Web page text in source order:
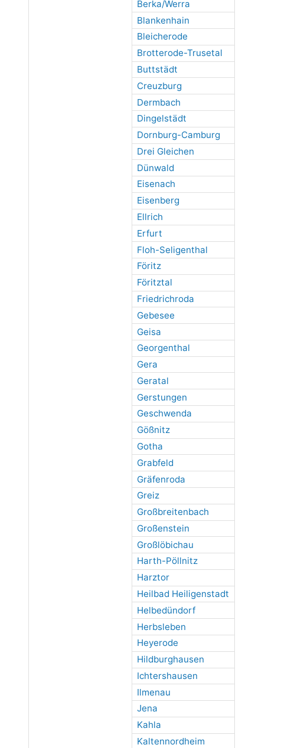
Berka/Werra
Blankenhain
Bleicherode
Brotterode-Trusetal
Buttstädt
Creuzburg
Dermbach
Dingelstädt
Dornburg-Camburg
Drei Gleichen
Dünwald
Eisenach
Eisenberg
Ellrich
Erfurt
Floh-Seligenthal
Föritz
Föritztal
Friedrichroda
Gebesee
Geisa
Georgenthal
Gera
Geratal
Gerstungen
Geschwenda
Gößnitz
Gotha
Grabfeld
Gräfenroda
Greiz
Großbreitenbach
Großenstein
Großlöbichau
Harth-Pöllnitz
Harztor
Heilbad Heiligenstadt
Helbedündorf
Herbsleben
Heyerode
Hildburghausen
Ichtershausen
Ilmenau
Jena
Kahla
Kaltennordheim